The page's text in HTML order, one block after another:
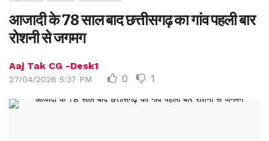
आजादी के 78 साल बाद छत्तीसगढ़ का गांव पहली बार
रोशनी से जगमग
Aaj Tak CG -Desk1
27/04/2026 5:37 PM 0 1